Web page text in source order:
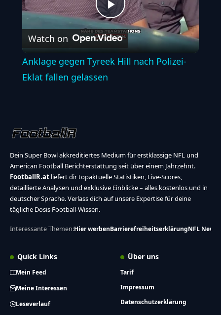
Play
Video
Watch on
Anklage gegen Tyreek Hill nach Polizei-
Eklat fallen gelassen
Dein Super Bowl akkreditiertes Medium für erstklassige NFL und
American Football Berichterstattung seit über einem Jahrzehnt.
FootballR.at liefert dir topaktuelle Statistiken, Live-Scores,
detaillierte Analysen und exklusive Einblicke – alles kostenlos und in
deutscher Sprache. Verlass dich auf unsere Expertise für deine
tägliche Dosis Football-Wissen.
Interessante Themen:Hier werbenBarrierefreiheitserklärungNFL News
Quick Links
Mein Feed
Meine Interessen
Leseverlauf
Über uns
Tarif
Impressum
Datenschutzerklärung